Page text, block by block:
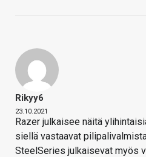
Rikyy6
23.10.2021
Razer julkaisee näitä
siellä vastaavat
SteelSeries julkaisevat myös